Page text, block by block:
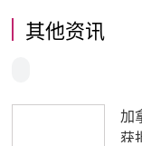
其他资讯
加
获